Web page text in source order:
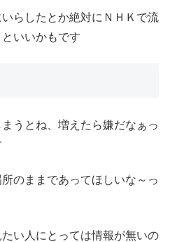
らしたとか絶対にＮＨＫで流
いいかもです
うとね、増えたら嫌だなぁっ
のままであってほしいな～っ
い人にとっては情報が無いの